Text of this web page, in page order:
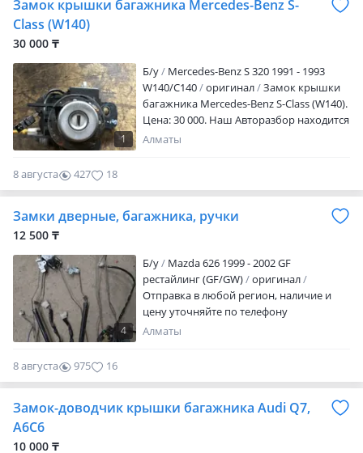
Замок крышки багажника Mercedes-Benz S-
Class (W140)
30 000 ₸
1
Б/y
Mercedes-Benz S 320 1991 - 1993
W140/C140
оригинал
Замок крышки
багажника Mercedes-Benz S-Class (W140).
Цена: 30 000. Наш Авторазбор находится
в городе Талдыкорган. Отправка в
Алматы
8 августа 427 18
Замки дверные, багажника, ручки
12 500 ₸
4
Б/y
Mazda 626 1999 - 2002 GF
рестайлинг (GF/GW)
оригинал
Отправка в любой регион, наличие и
цену уточняйте по телефону
Алматы
8 августа 975 16
Замок-доводчик крышки багажника Audi Q7,
A6C6
10 000 ₸